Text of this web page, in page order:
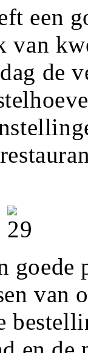
een
van
de
goede
van